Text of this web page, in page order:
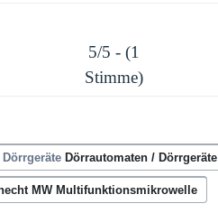
5/5 - (1
Stimme)
Dörrautomaten / Dörrgeräte
MW Multifunktionsmikrowelle